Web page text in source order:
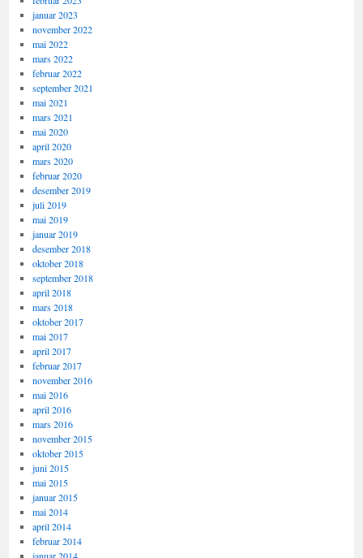
januar 2023
november 2022
mai 2022
mars 2022
februar 2022
september 2021
mai 2021
mars 2021
mai 2020
april 2020
mars 2020
februar 2020
desember 2019
juli 2019
mai 2019
januar 2019
desember 2018
oktober 2018
september 2018
april 2018
mars 2018
oktober 2017
mai 2017
april 2017
februar 2017
november 2016
mai 2016
april 2016
mars 2016
november 2015
oktober 2015
juni 2015
mai 2015
januar 2015
mai 2014
april 2014
februar 2014